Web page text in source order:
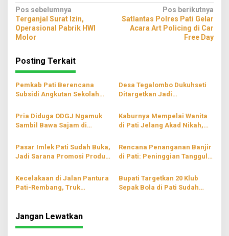
Navigasi
pos
Pos sebelumnya
Terganjal Surat Izin,
Operasional Pabrik HWI
Molor
Pos berikutnya
Satlantas Polres Pati Gelar
Acara Art Policing di Car
Free Day
Posting Terkait
Pemkab Pati Berencana
Subsidi Angkutan Sekolah
Desa Tegalombo Dukuhseti
Ditargetkan Jadi
Modern
Pria Diduga ODGJ Ngamuk
Sambil Bawa Sajam di
Kaburnya Mempelai Wanita
di Pati Jelang Akad Nikah,
Ditemukan
Pasar Imlek Pati Sudah Buka,
Jadi Sarana Promosi Produk
Rencana Penanganan Banjir
di Pati: Peninggian Tanggul
Kecelakaan di Jalan Pantura
Pati-Rembang, Truk
Bupati Targetkan 20 Klub
Sepak Bola di Pati Sudah
Jangan Lewatkan